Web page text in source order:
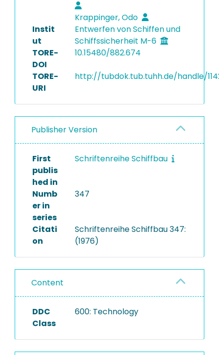
Krappinger, Odo
Instit
ut
Entwerfen von Schiffen und
Schiffssicherheit M-6
TORE-
DOI
10.15480/882.674
TORE-
URI
http://tubdok.tub.tuhh.de/handle/
Publisher Version
First
publis
hed in
Schriftenreihe Schiffbau
Numb
er in
series
347
Citati
on
Schriftenreihe Schiffbau 347:
(1976)
Content
DDC
Class
600: Technology